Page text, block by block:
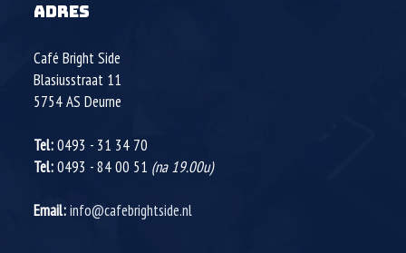
ADRES
Café Bright Side
Blasiusstraat 11
5754 ASDeurne
Tel:0493 - 31 34 70
Tel:0493 - 84 00 51 (na 19.00u)
Email:info@cafebrightside.nl